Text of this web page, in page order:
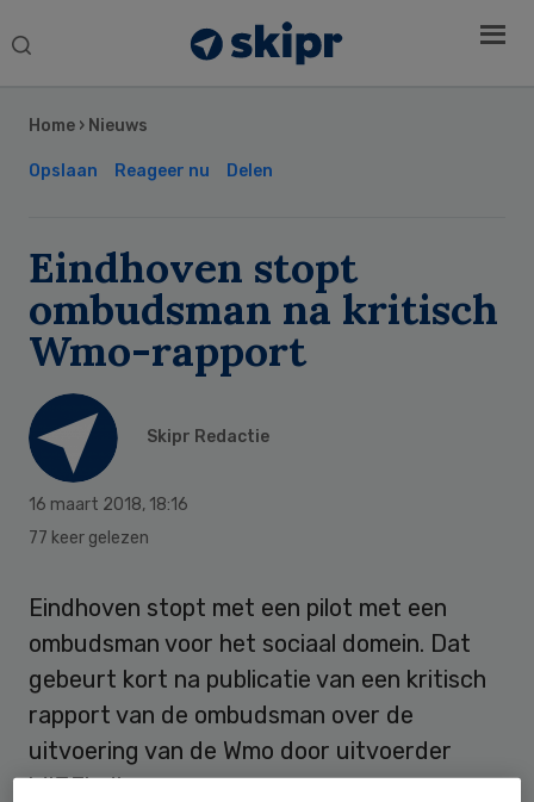
Search
Home › Nieuws
Opslaan Reageer nu Delen
Eindhoven stopt
ombudsman na kritisch
Wmo-rapport
Skipr Redactie
16 maart 2018, 18:16
77 keer gelezen
Eindhoven stopt met een pilot met een
ombudsman voor het sociaal domein. Dat
gebeurt kort na publicatie van een kritisch
rapport van de ombudsman over de
uitvoering van de Wmo door uitvoerder
WIJEindhoven.
Sidebar